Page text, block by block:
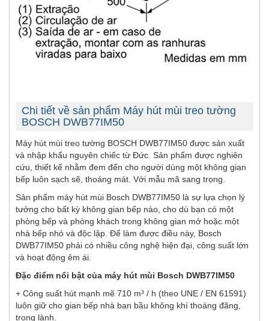
Chi tiết về sản phẩm Máy hút mùi treo tường
BOSCH DWB77IM50
Máy hút mùi treo tường BOSCH DWB77IM50 được sản xuất
và nhập khẩu nguyên chiếc từ Đức. Sản phẩm được nghiên
cứu, thiết kế nhằm đem đến cho người dùng một không gian
bếp luôn sạch sẽ, thoáng mát. Với mẫu mã sang trọng.
Sản phẩm máy hút mùi Bosch DWB77IM50 là sự lựa chọn lý
tưởng cho bất kỳ không gian bếp nào, cho dù bạn có một
phòng bếp và phòng khách trong không gian mở hoặc một
nhà bếp nhỏ và độc lập. Để làm được điều này, Bosch
DWB77IM50 phải có nhiều công nghệ hiện đại, công suất lớn
và hoạt động êm ái.
Đặc điểm nổi bật của máy hút mùi Bosch DWB77IM50
+ Công suất hút mạnh mẽ 710 m³ / h (theo UNE / EN 61591)
luôn giữ cho gian bếp nhà bạn bầu không khí thoáng đãng,
trong lành.